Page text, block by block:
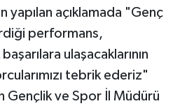
yapılan açıklamada "Genç
performans,
ulaşacaklarının
tebrik ederiz"
Gençlik ve Spor İl Müdürü